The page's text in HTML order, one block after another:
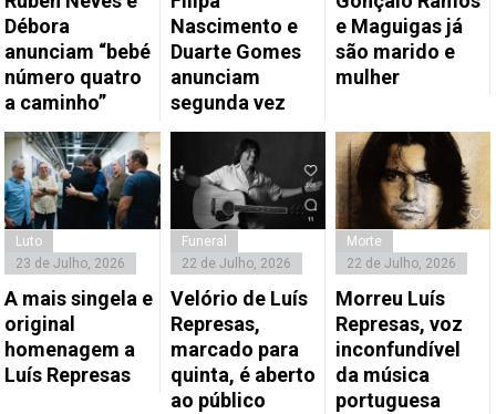
Débora
anunciam “bebé
número quatro
a caminho”
Nascimento e
Duarte Gomes
anunciam
segunda vez
e Maguigas já
são marido e
mulher
Luto
23 de Julho, 2026
A mais singela e
original
homenagem a
Luís Represas
Funeral
22 de Julho, 2026
Velório de Luís
Represas,
marcado para
quinta, é aberto
ao público
Morte
22 de Julho, 2026
Morreu Luís
Represas, voz
inconfundível
da música
portuguesa